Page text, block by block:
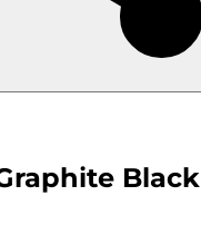
Black